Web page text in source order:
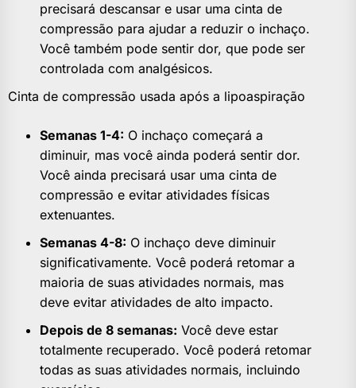
precisará descansar e usar uma cinta de
compressão para ajudar a reduzir o inchaço.
Você também pode sentir dor, que pode ser
controlada com analgésicos.
Cinta de compressão usada após a lipoaspiração
Semanas 1-4: O inchaço começará a
diminuir, mas você ainda poderá sentir dor.
Você ainda precisará usar uma cinta de
compressão e evitar atividades físicas
extenuantes.
Semanas 4-8: O inchaço deve diminuir
significativamente. Você poderá retomar a
maioria de suas atividades normais, mas
deve evitar atividades de alto impacto.
Depois de 8 semanas: Você deve estar
totalmente recuperado. Você poderá retomar
todas as suas atividades normais, incluindo